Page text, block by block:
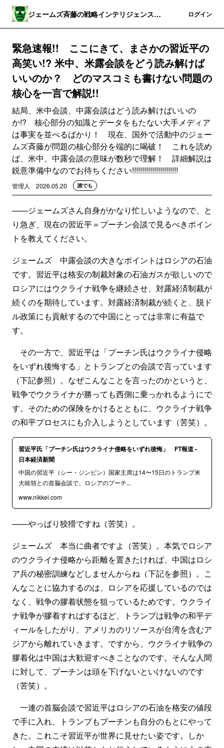
ジェームズ斉藤の戦略インテリジェンス・
ログイン
緊急速報!! ここにきて、まさかの習近平の
高笑い!? 米中、米露会談をどう読み解けば
いいのか？ どのマスコミも書けない問題の
核心を一言で解説!!
結局、米中会談、中露会談はどう読み解けばいいの
か!? 核心部分の知識とデータをもたない大手メディア
は事実を並べるばかり！ 現在、国外で活動中のジェー
ムズ斉藤が問題の核心部分を端的に喝破！ これを読め
ば、米中、中露会談の意味が数秒で理解！ 詳細解説は
鋭意準備中なのでお待ちください!!!!!!!!!!!!!!!!!!!!!!!
管理人 2026.05.20 誰でも
——ジェームズさん自身がかなり忙しいようなので、と
り急ぎ、現在の習近平＝プーチン会談で見るべきポイン
トを教えてください。
ジェームズ 中露会談の大きなポイントはロシアの石油
です。習近平は格安の制裁対象の石油ガスが欲しいので
ロシアにはウクライナ戦争を継続させ、対露経済制裁が
続くのを期待しています。対露経済制裁が続くと、脱ド
ル政策にも貢献するので中国にとっては非常に有益で
す。
その一方で、習近平は「プーチン氏はウクライナ侵略
をいずれ後悔する」とトランプとの会談で言っています
（下記参照）。なぜこんなことを言ったのかというと、
戦争でウクライナが勝っても西側に乗っかれるようにで
す。そのための保険をかけるとともに、ウクライナ戦争
の和平プロセスにも介入しようとしています（苦笑）。
習近平氏「プーチン氏はウクライナ侵略をいずれ後悔」 FT報道 -
日本経済新聞
中国の習近平（シー・ジンピン）国家主席は14〜15日のトランプ米
大統領との首脳会談で、ロシアのプーチ...
www.nikkei.com
——やっぱり狡猾ですね（苦笑）。
ジェームズ 本当に曲者ですよ（苦笑）。本気でロシア
のウクライナ侵略から距離を置きたければ、中国はロシ
ア兵の秘密訓練などしませんからね（下記を参照）。こ
んなことに協力するのは、ロシアを応援しているのでは
なく、戦争の膠着状態を狙っているためです。ウクライ
ナ戦争が膠着すればするほど、トランプは戦争の和平デ
ィールをしたがり、アメリカのリソースが台湾を含むア
ジアから離れていきます。ですから、ウクライナ戦争の
膠着化は中国は大歓迎すべきことなのです。そんな人間
に対して、プーチンは頭を下げないといけないのです
（苦笑）。
一連の首脳会談で習近平はロシアの石油を格安の値段
で手に入れ、トランプもプーチンも自分のもとにやって
きた。これこそ習近平が世界に見せたい姿です。しか